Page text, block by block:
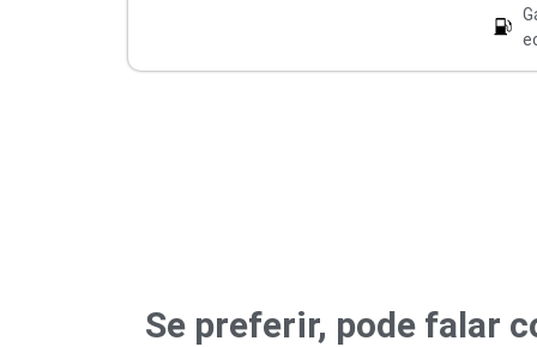
Se preferir, pode falar